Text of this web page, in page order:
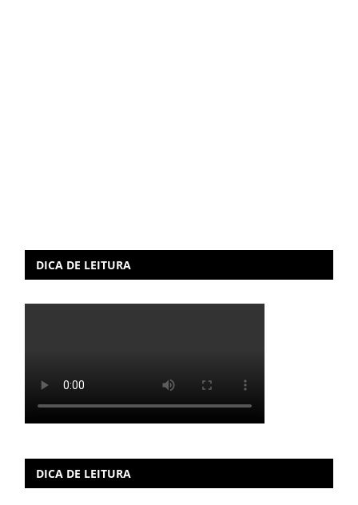
DICA DE LEITURA
DICA DE LEITURA